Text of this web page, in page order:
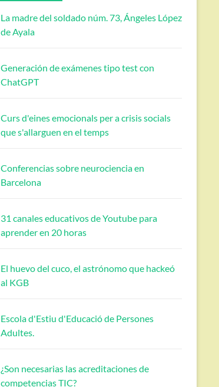
La madre del soldado núm. 73, Ángeles López
de Ayala
Generación de exámenes tipo test con
ChatGPT
Curs d'eines emocionals per a crisis socials
que s'allarguen en el temps
Conferencias sobre neurociencia en
Barcelona
31 canales educativos de Youtube para
aprender en 20 horas
El huevo del cuco, el astrónomo que hackeó
al KGB
Escola d'Estiu d'Educació de Persones
Adultes.
¿Son necesarias las acreditaciones de
competencias TIC?